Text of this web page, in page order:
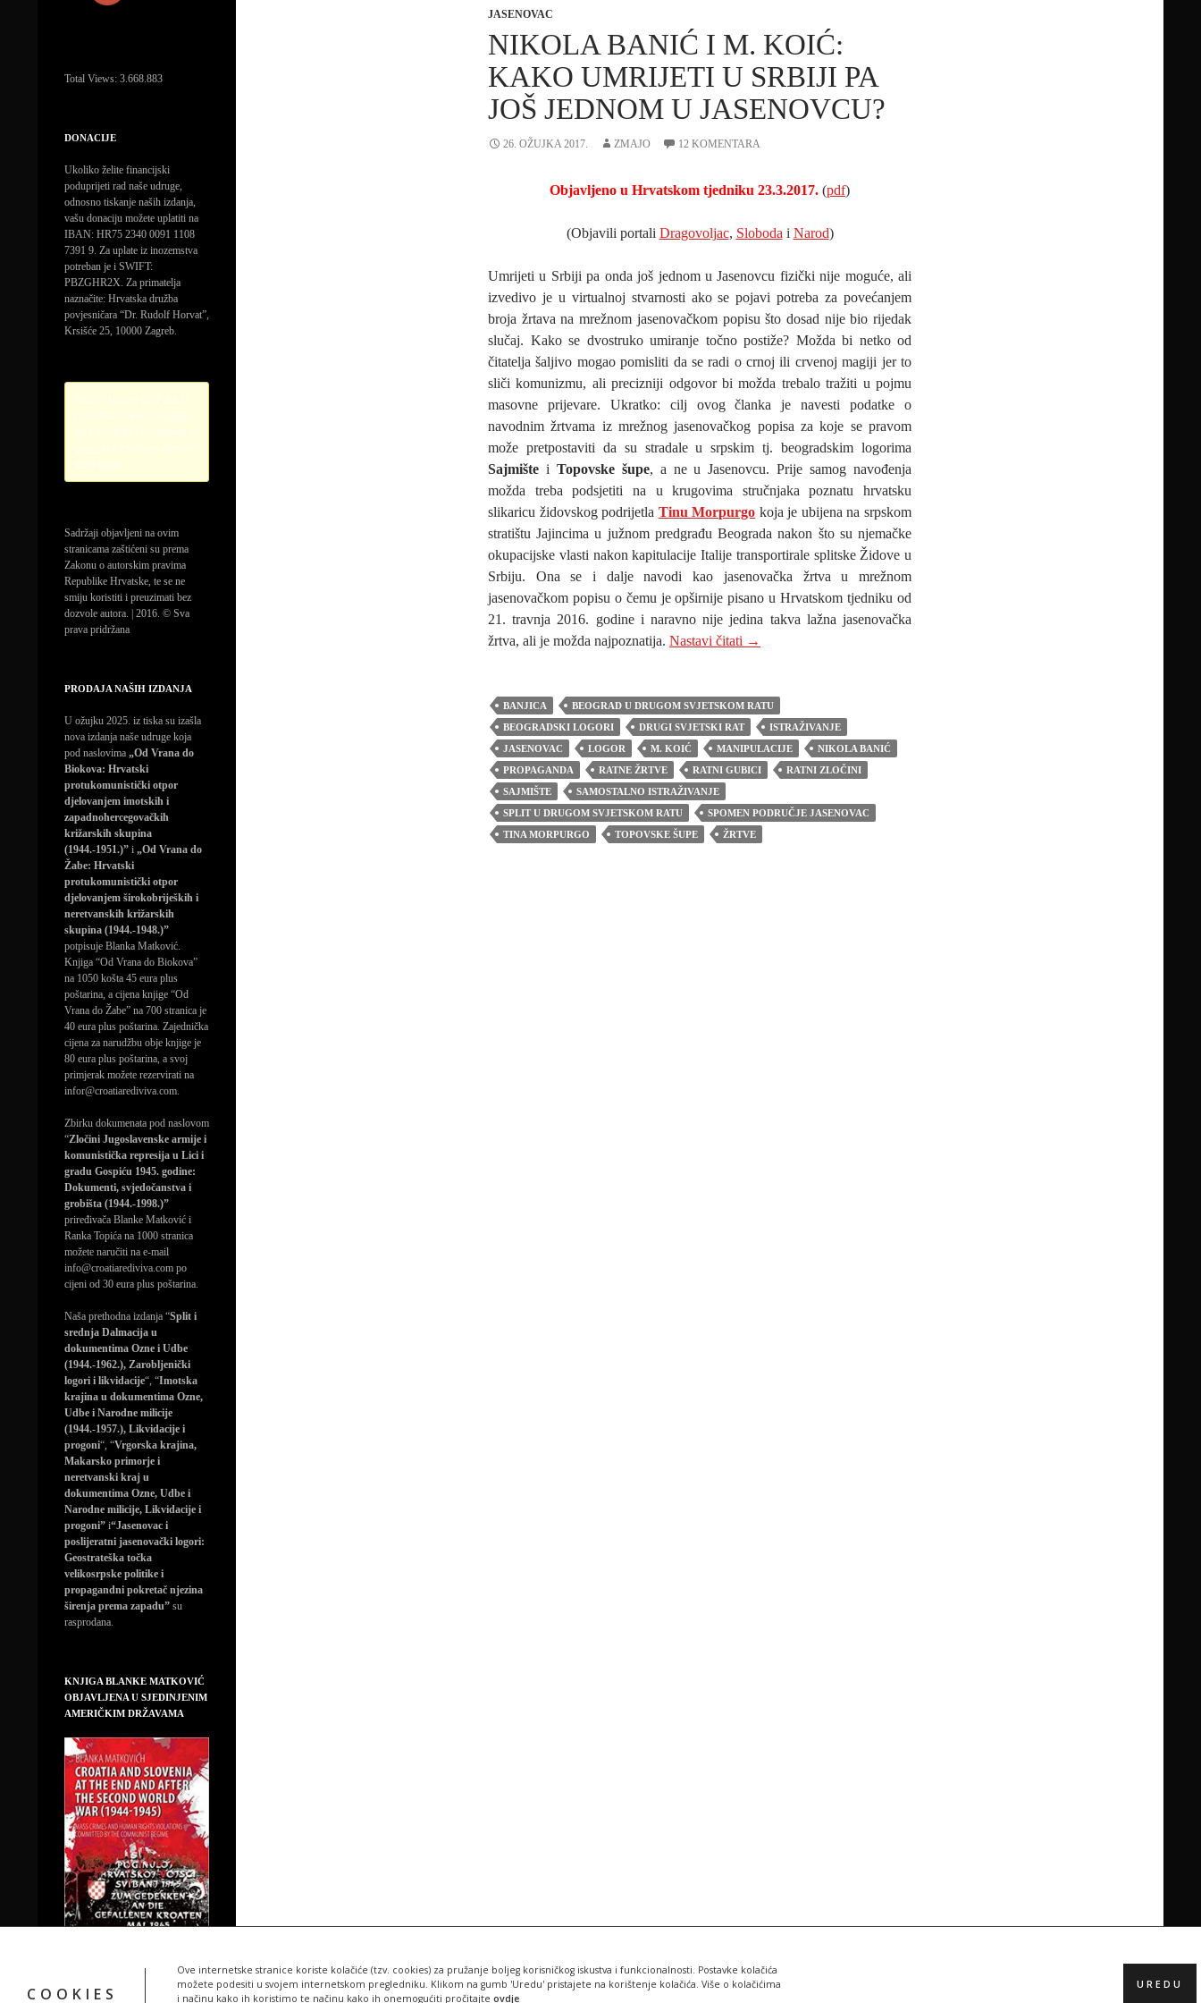
COOKIES
Ove internetske stranice koriste kolačiće (tzv. cookies) za pružanje boljeg korisničkog iskustva i funkcionalnosti. Postavke kolačića
možete podesiti u svojem internetskom pregledniku. Klikom na gumb 'Uredu' pristajete na korištenje kolačića. Više o kolačićima
i načinu kako ih koristimo te načinu kako ih onemogućiti pročitajte ovdje
UREDU
JASENOVAC
NIKOLA BANIĆ I M. KOIĆ:
KAKO UMRIJETI U SRBIJI PA
JOŠ JEDNOM U JASENOVCU?
26. OŽUJKA 2017. ZMAJO 12 KOMENTARA
Objavljeno u Hrvatskom tjedniku 23.3.2017. (pdf)
(Objavili portali Dragovoljac, Sloboda i Narod)
Umrijeti u Srbiji pa onda još jednom u Jasenovcu fizički nije moguće, ali
izvedivo je u virtualnoj stvarnosti ako se pojavi potreba za povećanjem
broja žrtava na mrežnom jasenovačkom popisu što dosad nije bio rijedak
slučaj. Kako se dvostruko umiranje točno postiže? Možda bi netko od
čitatelja šaljivo mogao pomisliti da se radi o crnoj ili crvenoj magiji jer to
sliči komunizmu, ali precizniji odgovor bi možda trebalo tražiti u pojmu
masovne prijevare. Ukratko: cilj ovog članka je navesti podatke o
navodnim žrtvama iz mrežnog jasenovačkog popisa za koje se pravom
može pretpostaviti da su stradale u srpskim tj. beogradskim logorima
Sajmište i Topovske šupe, a ne u Jasenovcu. Prije samog navođenja
možda treba podsjetiti na u krugovima stručnjaka poznatu hrvatsku
slikaricu židovskog podrijetla Tinu Morpurgo koja je ubijena na srpskom
stratištu Jajincima u južnom predgrađu Beograda nakon što su njemačke
okupacijske vlasti nakon kapitulacije Italije transportirale splitske Židove u
Srbiju. Ona se i dalje navodi kao jasenovačka žrtva u mrežnom
jasenovačkom popisu o čemu je opširnije pisano u Hrvatskom tjedniku od
21. travnja 2016. godine i naravno nije jedina takva lažna jasenovačka
žrtva, ali je možda najpoznatija. Nastavi čitati Nikola Banić i M. Koić: Kako umrijeti u Srbiji pa još jednom u Jasenovcu?
→
BANJICA
BEOGRAD U DRUGOM SVJETSKOM RATU
BEOGRADSKI LOGORI
DRUGI SVJETSKI RAT
ISTRAŽIVANJE
JASENOVAC
LOGOR M. KOIĆ MANIPULACIJE
NIKOLA BANIĆ
PROPAGANDA
RATNE ŽRTVE RATNI GUBICI
RATNI ZLOČINI
SAJMIŠTE
SAMOSTALNO ISTRAŽIVANJE
SPLIT U DRUGOM SVJETSKOM RATU
SPOMEN PODRUČJE JASENOVAC
TINA MORPURGO
TOPOVSKE ŠUPE ŽRTVE
Total Views: 3.668.883
DONACIJE
Ukoliko želite financijski
poduprijeti rad naše udruge,
odnosno tiskanje naših izdanja,
vašu donaciju možete uplatiti na
IBAN: HR75 2340 0091 1108
7391 9. Za uplate iz inozemstva
potreban je i SWIFT:
PBZGHR2X. Za primatelja
naznačite: Hrvatska družba
povjesničara “Dr. Rudolf Horvat”,
Krsišće 25, 10000 Zagreb.
Sadržaji objavljeni na ovim
stranicama zaštićeni su prema
Zakonu o autorskim pravima
Republike Hrvatske, te se ne
smiju koristiti i preuzimati bez
dozvole autora. | 2016. © Sva
prava pridržana
PRODAJA NAŠIH IZDANJA
U ožujku 2025. iz tiska su izašla
nova izdanja naše udruge koja
pod naslovima „Od Vrana do
Biokova: Hrvatski
protukomunistički otpor
djelovanjem imotskih i
zapadnohercegovačkih
križarskih skupina
(1944.-1951.)” i „Od Vrana do
Žabe: Hrvatski
protukomunistički otpor
djelovanjem širokobrijeških i
neretvanskih križarskih
skupina (1944.-1948.)”
potpisuje Blanka Matković.
Knjiga “Od Vrana do Biokova”
na 1050 košta 45 eura plus
poštarina, a cijena knjige “Od
Vrana do Žabe” na 700 stranica je
40 eura plus poštarina. Zajednička
cijena za narudžbu obje knjige je
80 eura plus poštarina, a svoj
primjerak možete rezervirati na
infor@croatiarediviva.com.
Zbirku dokumenata pod naslovom
“Zločini Jugoslavenske armije i
komunistička represija u Lici i
gradu Gospiću 1945. godine:
Dokumenti, svjedočanstva i
grobišta (1944.-1998.)”
priređivača Blanke Matković i
Ranka Topića na 1000 stranica
možete naručiti na e-mail
info@croatiarediviva.com po
cijeni od 30 eura plus poštarina.
Naša prethodna izdanja “Split i
srednja Dalmacija u
dokumentima Ozne i Udbe
(1944.-1962.), Zarobljenički
logori i likvidacije“, “Imotska
krajina u dokumentima Ozne,
Udbe i Narodne milicije
(1944.-1957.), Likvidacije i
progoni“, “Vrgorska krajina,
Makarsko primorje i
neretvanski kraj u
dokumentima Ozne, Udbe i
Narodne milicije, Likvidacije i
progoni” i“Jasenovac i
poslijeratni jasenovački logori:
Geostrateška točka
velikosrpske politike i
propagandni pokretač njezina
širenja prema zapadu” su
rasprodana.
KNJIGA BLANKE MATKOVIĆ
OBJAVLJENA U SJEDINJENIM
AMERIČKIM DRŽAVAMA